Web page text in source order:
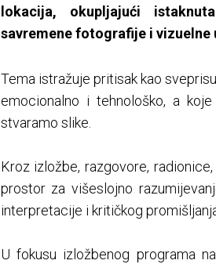
lokacija, okupljajući
savremene fotografije i vizuelne
Tema istražuje pritisak kao
emocionalno i tehnološko, a
stvaramo slike.
Kroz izložbe, razgovore,
prostor za višeslojno
interpretacije i kritičkog
U fokusu izložbenog programa